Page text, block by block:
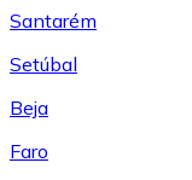
Santarém
Setúbal
Beja
Faro